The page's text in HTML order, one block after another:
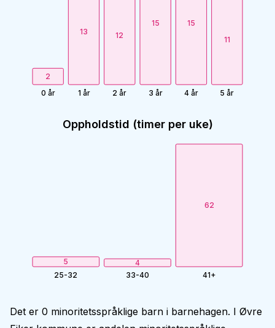
2
0 år
13
1 år
12
2 år
15
3 år
15
4 år
11
5 år
Oppholdstid (timer per uke)
5
25-32
4
33-40
62
41+
Det er 0 minoritetsspråklige barn i barnehagen. I Øvre